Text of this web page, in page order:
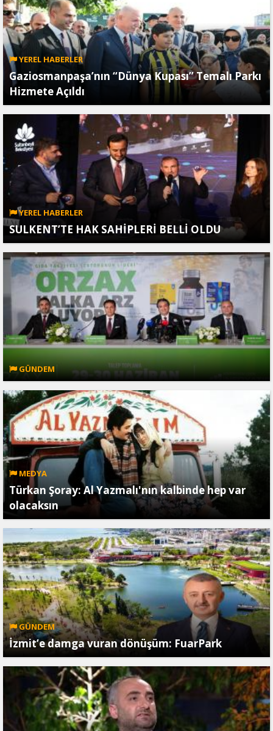
YEREL HABERLER
Gaziosmanpaşa’nın “Dünya Kupası” Temalı Parkı
Hizmete Açıldı
YEREL HABERLER
SULKENT’TE HAK SAHİPLERİ BELLİ OLDU
GÜNDEM
MEDYA
Türkan Şoray: Al Yazmalı'nın kalbinde hep var
olacaksın
GÜNDEM
İzmit’e damga vuran dönüşüm: FuarPark